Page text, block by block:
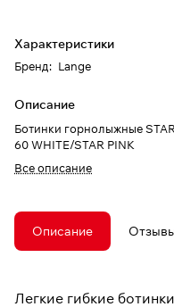
Характеристики
Бренд: Lange
Описание
Ботинки горнолыжные
60 WHITE/STAR PINK
Все описание
Описание
Легкие гибкие